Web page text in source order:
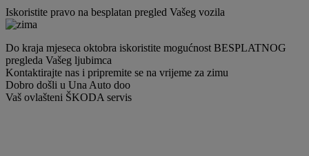
Iskoristite pravo na besplatan pregled Vašeg vozila
Do kraja mjeseca oktobra iskoristite mogućnost BESPLATNOG
pregleda Vašeg ljubimca
Kontaktirajte nas i pripremite se na vrijeme za zimu
Dobro došli u Una Auto doo
Vaš ovlašteni ŠKODA servis